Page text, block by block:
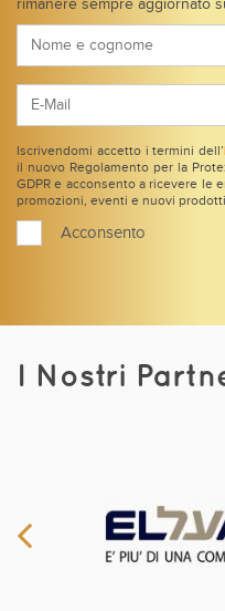
rimanere sempre aggiornato
Iscrivendomi accetto i termini dell’
il nuovo Regolamento per la
GDPR e acconsento a ricevere le
promozioni, eventi e nuovi prodotti
Acconsento
I Nostri